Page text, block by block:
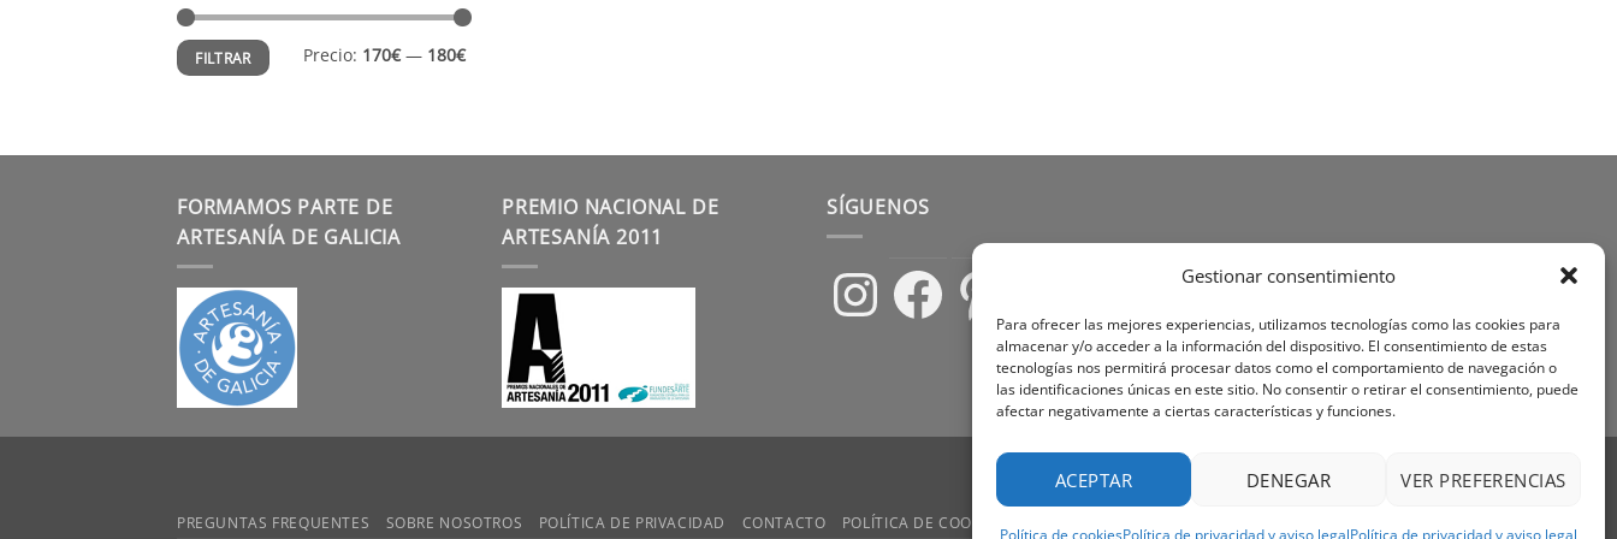
Gestionar consentimiento
Para ofrecer las mejores experiencias, utilizamos tecnologías como las cookies para
almacenar y/o acceder a la información del dispositivo. El consentimiento de estas
tecnologías nos permitirá procesar datos como el comportamiento de navegación o
las identificaciones únicas en este sitio. No consentir o retirar el consentimiento, puede
afectar negativamente a ciertas características y funciones.
ACEPTAR DENEGAR VER PREFERENCIAS
Precio
mínimo
Precio
máximo
FILTRAR Precio: 170€— 180€
FORMAMOS PARTE DE
ARTESANÍA DE GALICIA
PREMIO NACIONAL DE
ARTESANÍA 2011
SÍGUENOS
InstagramFacebookPinterest
PayPal Stripe MasterCard
Cash
Delivery
PREGUNTAS FREQUENTES SOBRE NOSOTROS POLÍTICA DE PRIVACIDAD CONTACTO POLÍTICA DE COOKIES